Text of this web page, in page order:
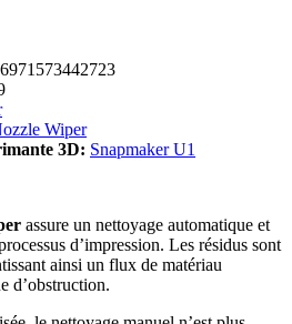
6971573442723
Wiper
3D: Snapmaker U1
assure un nettoyage automatique et
d’impression. Les résidus sont
ainsi un flux de matériau
d’obstruction.